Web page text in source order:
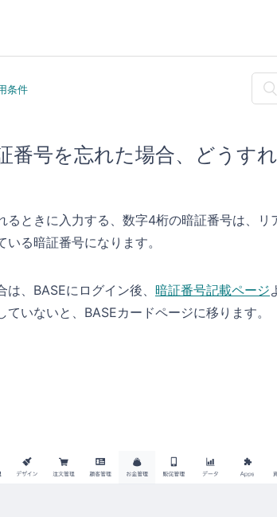
条件
番号を忘れた場合、どうす
るときに入力する、数字4桁の暗証番号は、
る暗証番号になります。
、BASEにログイン後、 暗証番号記載ページ
いないと、BASEカードページに移ります。